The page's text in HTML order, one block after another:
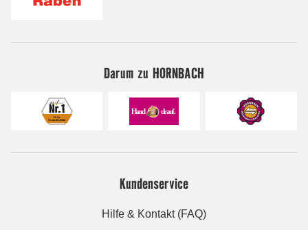
Darum zu HORNBACH
Kundenservice
Hilfe & Kontakt (FAQ)